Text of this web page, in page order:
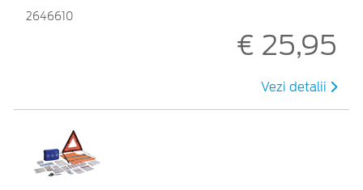
2646610
€ 25,95
Vezi detalii